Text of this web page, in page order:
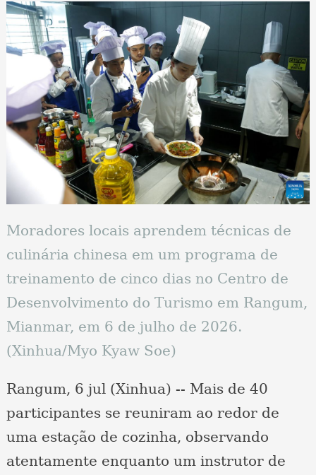
Moradores locais aprendem técnicas de
culinária chinesa em um programa de
treinamento de cinco dias no Centro de
Desenvolvimento do Turismo em Rangum,
Mianmar, em 6 de julho de 2026.
(Xinhua/Myo Kyaw Soe)
Rangum, 6 jul (Xinhua) -- Mais de 40
participantes se reuniram ao redor de
uma estação de cozinha, observando
atentamente enquanto um instrutor de